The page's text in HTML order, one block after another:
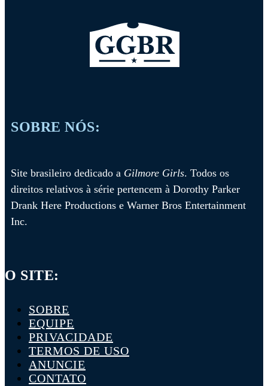
SOBRE NÓS:
Site brasileiro dedicado a Gilmore Girls. Todos os
direitos relativos à série pertencem à Dorothy Parker
Drank Here Productions e Warner Bros Entertainment
Inc.
O SITE:
SOBRE
EQUIPE
PRIVACIDADE
TERMOS DE USO
ANUNCIE
CONTATO